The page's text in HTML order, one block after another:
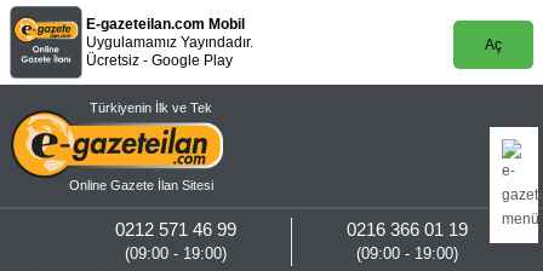
E-gazeteilan.com Mobil
Uygulamamız Yayındadır.
Ücretsiz - Google Play
Aç
Türkiyenin İlk ve Tek
Online Gazete İlan Sitesi
0216 366 01 19
(09:00 - 19:00)
0212 571 46 99
(09:00 - 19:00)